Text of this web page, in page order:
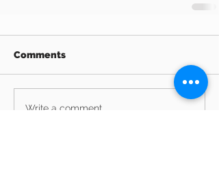
Comments
Write a comment...